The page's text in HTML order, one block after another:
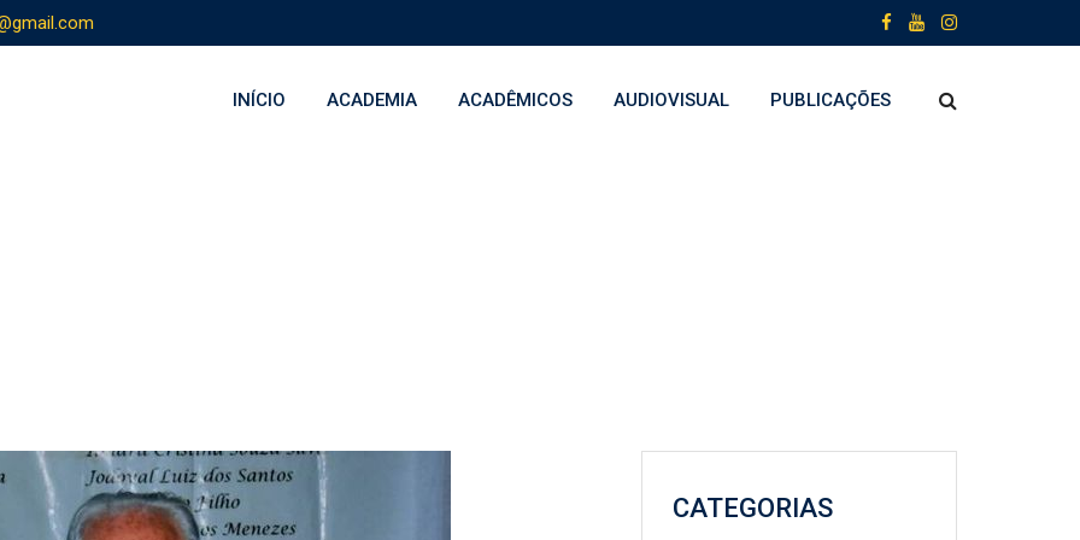
INÍCIO ACADEMIA ACADÊMICOS AUDIOVISUAL PUBLICAÇÕES
CATEGORIAS